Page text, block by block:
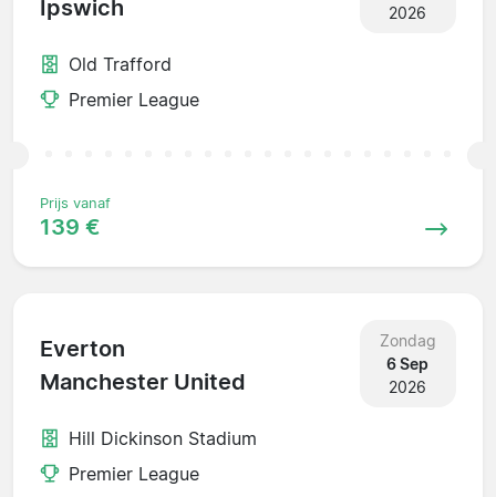
Ipswich
2026
Old Trafford
Premier League
Prijs vanaf
139 €
Everton
Manchester United
Zondag
6 Sep
2026
Hill Dickinson Stadium
Premier League